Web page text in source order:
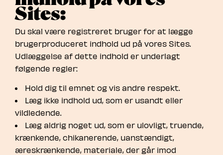
Sites:
Du skal være registreret bruger for at lægge
brugerproduceret indhold ud på vores Sites.
Udlæggelse af dette indhold er underlagt
følgende regler:
Hold dig til emnet og vis andre respekt.
Læg ikke indhold ud, som er usandt eller
vildledende.
Læg aldrig noget ud, som er ulovligt, truende,
krænkende, chikanerende, uanstændigt,
æreskrænkende, materiale, der går imod